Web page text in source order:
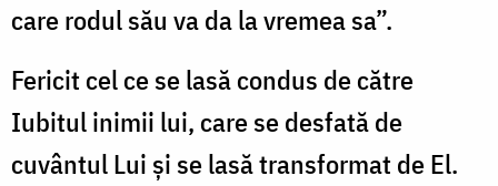
care rodul său va da la vremea sa”.
Fericit cel ce se lasă condus de către
Iubitul inimii lui, care se desfată de
cuvântul Lui şi se lasă transformat de El.